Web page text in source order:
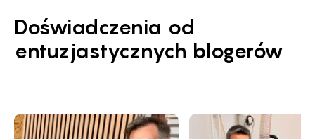
Doświadczenia od
entuzjastycznych blogerów